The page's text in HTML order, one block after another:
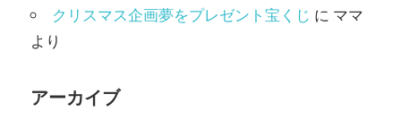
クリスマス企画夢をプレゼント宝くじ に ママ
より
アーカイブ